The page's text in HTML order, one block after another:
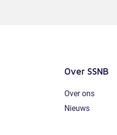
Over SSNB
Over ons
Nieuws